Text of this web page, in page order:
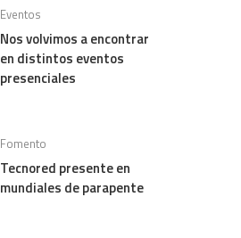
Eventos
Nos volvimos a encontrar
en distintos eventos
presenciales
Fomento
Tecnored presente en
mundiales de parapente